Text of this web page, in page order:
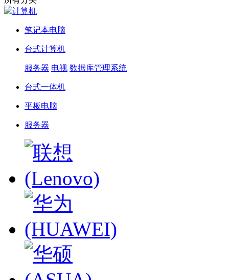
计算机
笔记本电脑
台式计算机
服务器 电视 数据库管理系统
台式一体机
平板电脑
服务器